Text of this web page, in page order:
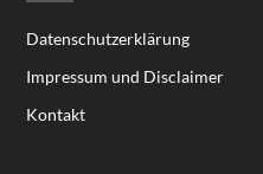
Datenschutzerklärung
Impressum und Disclaimer
Kontakt